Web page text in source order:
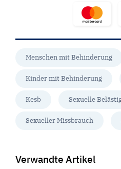
Menschen mit Behinderung
Kinder mit Behinderung
Kesb Sexuelle
Sexueller Missbrauch
Verwandte Artikel